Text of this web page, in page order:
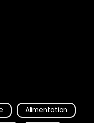
Alimentation